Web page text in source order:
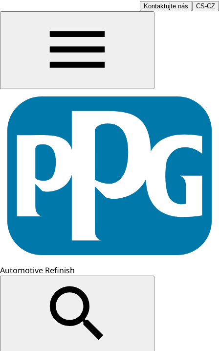
Kontaktujte nás CS-CZ
Automotive Refinish